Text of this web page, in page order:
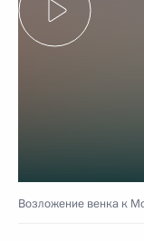
Возложение венка к